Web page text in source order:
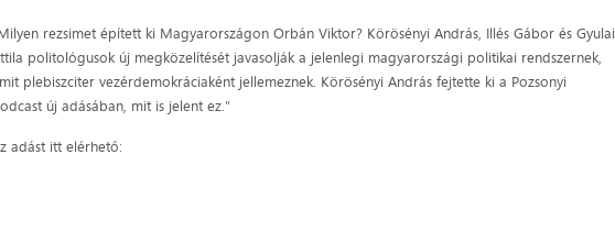
rezsimet épített ki Magyarországon Orbán Viktor? Körösényi András, Illés Gábor és Gyulai
politológusok új megközelítését javasolják a jelenlegi magyarországi politikai rendszernek,
plebiszciter vezérdemokráciaként jellemeznek. Körösényi András fejtette ki a Pozsonyi
új adásában, mit is jelent ez."
adást itt elérhető: